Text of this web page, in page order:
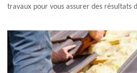
travaux pour vous assurer des résultats